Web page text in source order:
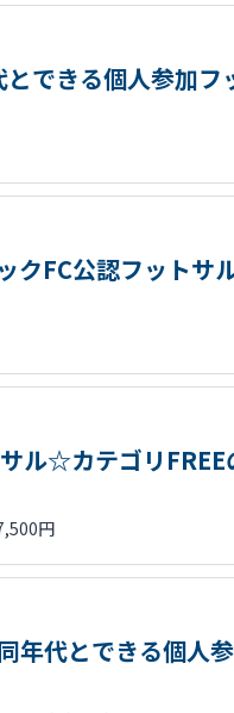
できる個人参加フ
FC公認フットサ
ル☆カテゴリ
円
代とできる個人